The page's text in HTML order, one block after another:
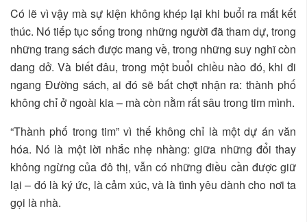
Có lẽ vì vậy mà sự kiện không khép lại khi buổi ra mắt kết
thúc. Nó tiếp tục sống trong những người đã tham dự, trong
những trang sách được mang về, trong những suy nghĩ còn
dang dở. Và biết đâu, trong một buổi chiều nào đó, khi đi
ngang Đường sách, ai đó sẽ bất chợt nhận ra: thành phố
không chỉ ở ngoài kia – mà còn nằm rất sâu trong tim mình.
“Thành phố trong tim” vì thế không chỉ là một dự án văn
hóa. Nó là một lời nhắc nhẹ nhàng: giữa những đổi thay
không ngừng của đô thị, vẫn có những điều cần được giữ
lại – đó là ký ức, là cảm xúc, và là tình yêu dành cho nơi ta
gọi là nhà.